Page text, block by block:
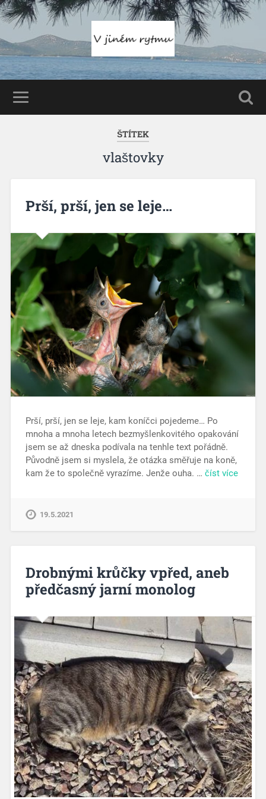
ŠTÍTEK
vlaštovky
Prší, prší, jen se leje…
Prší, prší, jen se leje, kam koníčci pojedeme… Po
mnoha a mnoha letech bezmyšlenkovitého opakování
jsem se až dneska podívala na tenhle text pořádně.
Původně jsem si myslela, že otázka směřuje na koně,
kam že to společně vyrazíme. Jenže ouha. … číst více
19.5.2021
Drobnými krůčky vpřed, aneb
předčasný jarní monolog